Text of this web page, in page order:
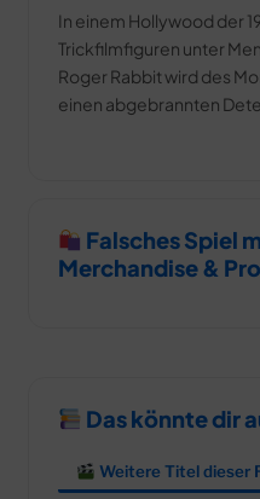
In einem Hollywood der
Trickfilmfiguren unter
Roger Rabbit wird des
einen abgebrannten
Falsches Spiel
Merchandise &
Das könnte dir
Weitere Titel dieser